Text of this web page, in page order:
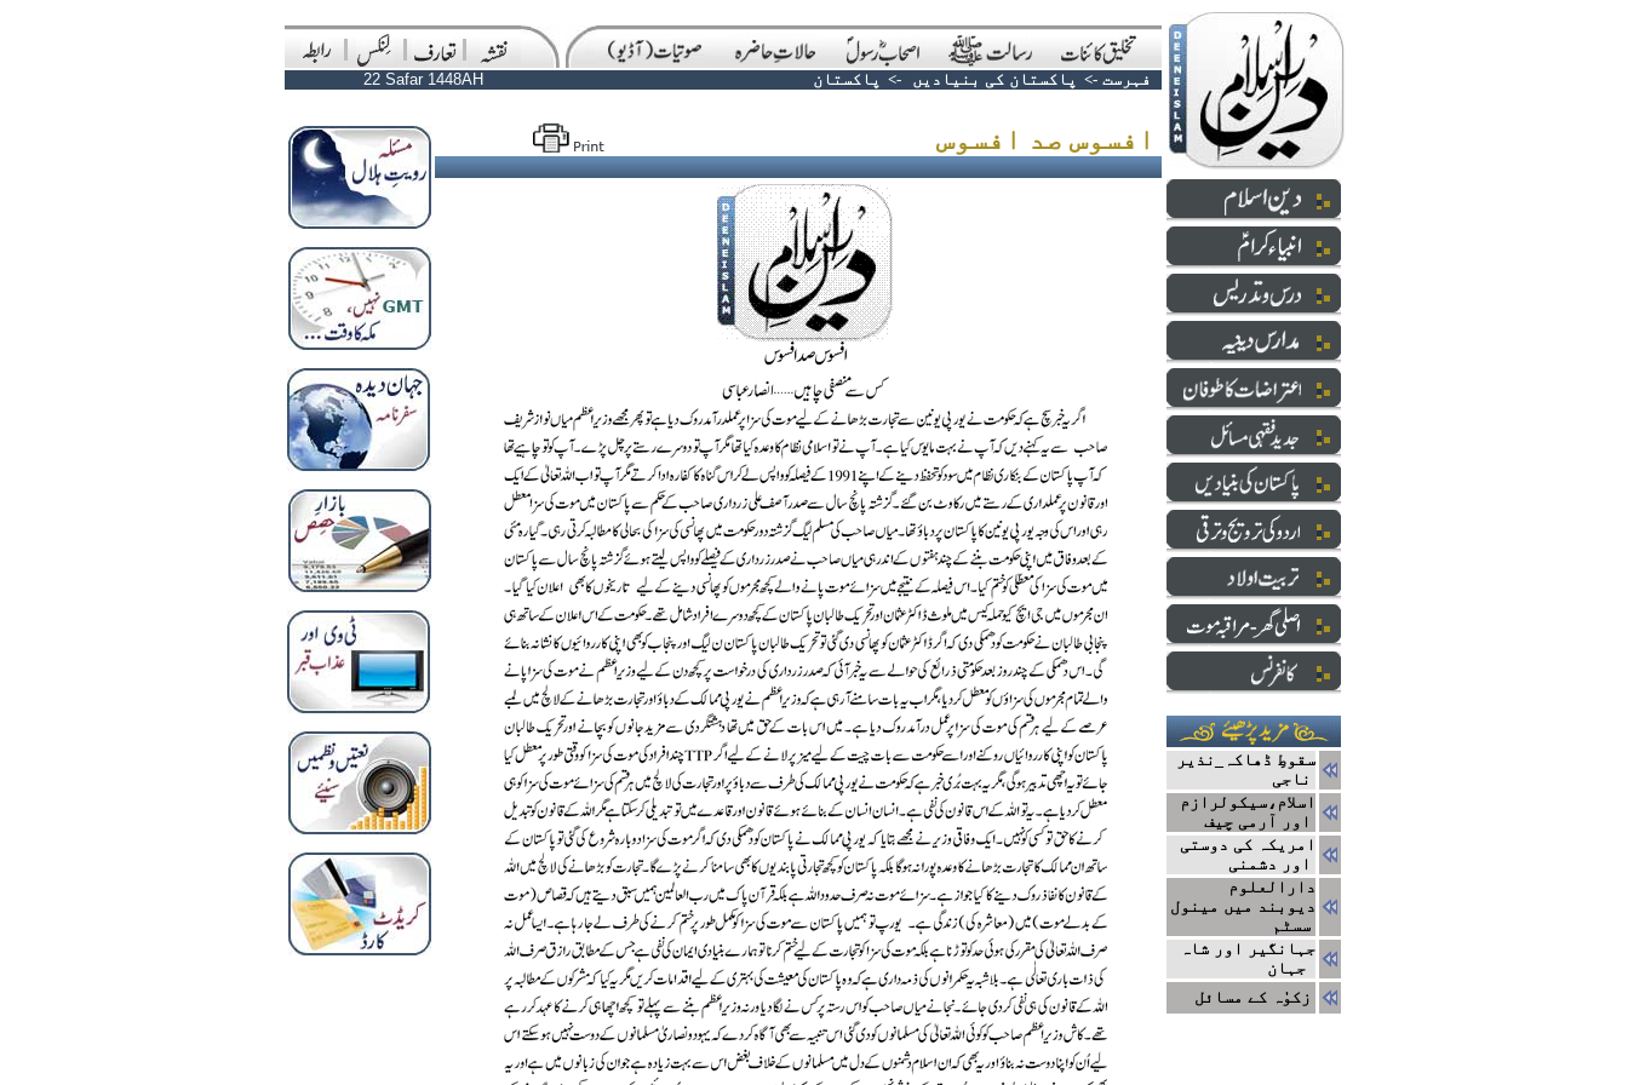
22 Safar 1448AH فہرست -> پاکستان کی بنیادیں -> پاکستان
سقوطِ ڈھاکہ_نذیر
ناجی
اسلام،سیکولرازم
اور آرمی چیف
امریکہ کی دوستی
اور دشمنی
دارالعلوم
دیوبند میں مینول
سسٹم
جہانگیر اور شاہ
جہان
زکوٰٰٰٰہ کے مسائل